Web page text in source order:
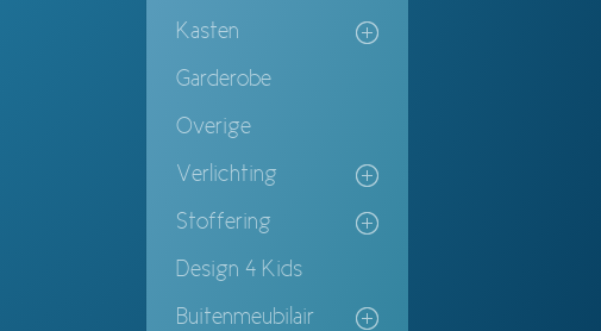
Kasten
Garderobe
Overige
Verlichting
Stoffering
Design 4 Kids
Buitenmeubilair